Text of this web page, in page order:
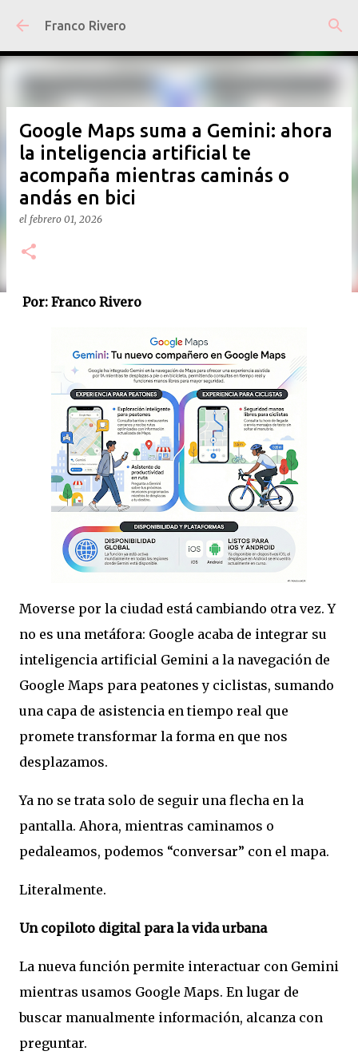
Ir al contenido principal
Franco Rivero
Google Maps suma a Gemini: ahora
la inteligencia artificial te
acompaña mientras caminás o
andás en bici
el febrero 01, 2026
Por: Franco Rivero
Moverse por la ciudad está cambiando otra vez. Y
no es una metáfora: Google acaba de integrar su
inteligencia artificial Gemini a la navegación de
Google Maps para peatones y ciclistas, sumando
una capa de asistencia en tiempo real que
promete transformar la forma en que nos
desplazamos.
Ya no se trata solo de seguir una flecha en la
pantalla. Ahora, mientras caminamos o
pedaleamos, podemos “conversar” con el mapa.
Literalmente.
Un copiloto digital para la vida urbana
La nueva función permite interactuar con Gemini
mientras usamos Google Maps. En lugar de
buscar manualmente información, alcanza con
preguntar.